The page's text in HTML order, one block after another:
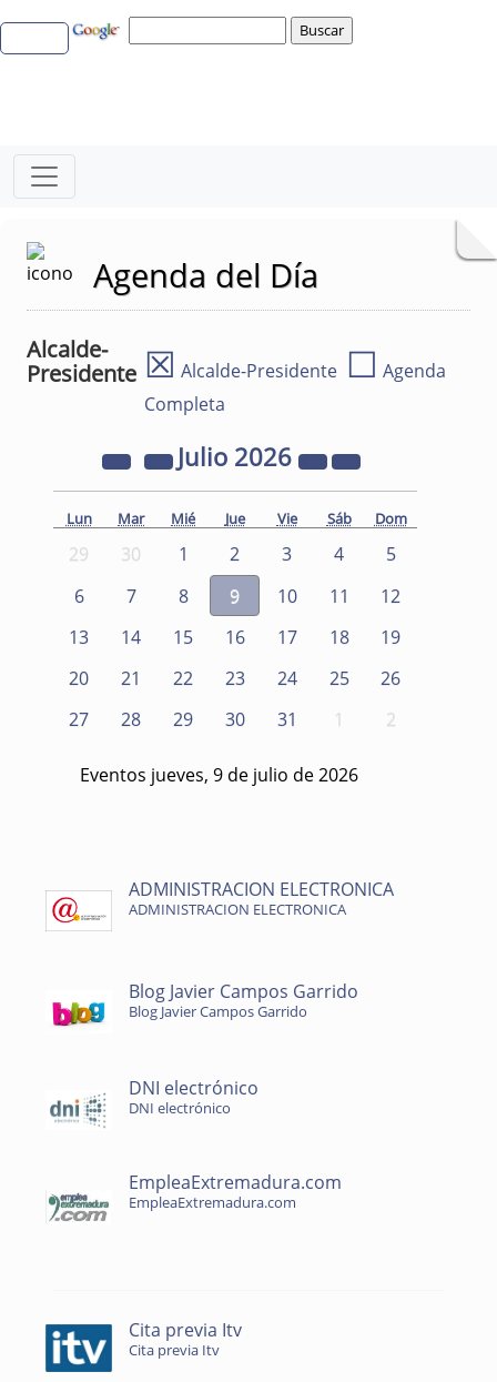
Agenda del Día
Alcalde-
Presidente ☒ Alcalde-Presidente ☐ Agenda
Completa
Julio 2026
Lun Mar Mié Jue Vie Sáb Dom
29 30 1 2 3 4
5
6
7 8 9 10 11
12
13
14 15 16 17 18
19
20
21 22 23 24 25
26
27
28 29 30 31 1 2
Eventos jueves, 9 de julio de 2026
ADMINISTRACION ELECTRONICA
ADMINISTRACION ELECTRONICA
Blog Javier Campos Garrido
Blog Javier Campos Garrido
DNI electrónico
DNI electrónico
EmpleaExtremadura.com
EmpleaExtremadura.com
Cita previa Itv
Cita previa Itv